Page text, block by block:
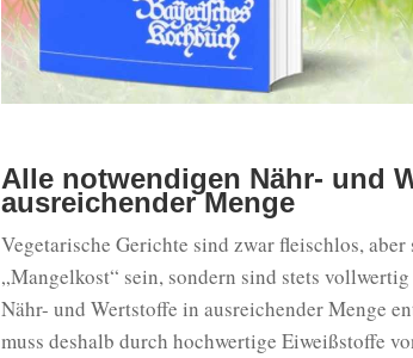
Alle notwendigen Nähr- und
ausreichender Menge
Vegetarische Gerichte sind zwar fleischlos,
„Mangelkost“ sein, sondern sind stets
Nähr- und Wertstoffe in ausreichender Menge
muss deshalb durch hochwertige Eiweißstoffe